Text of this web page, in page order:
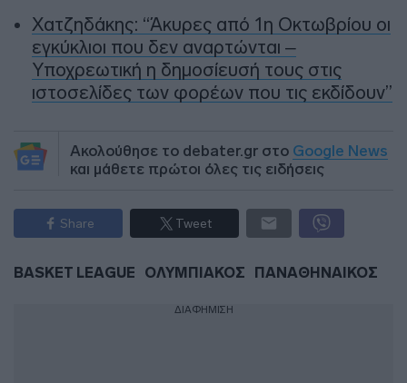
Χατζηδάκης: “Άκυρες από 1η Οκτωβρίου οι
εγκύκλιοι που δεν αναρτώνται –
Υποχρεωτική η δημοσίευσή τους στις
ιστοσελίδες των φορέων που τις εκδίδουν”
Ακολούθησε το debater.gr στο Google News
και μάθετε πρώτοι όλες τις ειδήσεις
Share Tweet
BASKET LEAGUE ΟΛΥΜΠΙΑΚΟΣ ΠΑΝΑΘΗΝΑΙΚΟΣ
ΔΙΑΦΗΜΙΣΗ